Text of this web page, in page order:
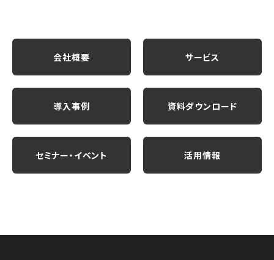
会社概要 サービス
導入事例 資料ダウンロード
セミナー・イベント 活用情報